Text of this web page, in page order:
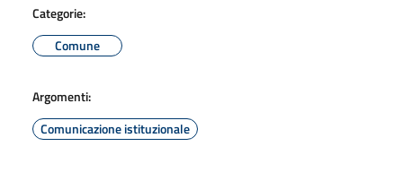
Categorie:
Comune
Argomenti:
Comunicazione istituzionale